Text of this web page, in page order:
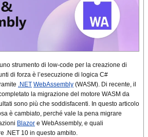
strumento di low-code per la creazione di
di forza è l’esecuzione di logica C#
.NET WebAssembly (WASM). Di recente, il
la migrazione del motore WASM da
sono più che soddisfacenti. In questo articolo
è cambiato, perché vale la pena migrare
Blazor e WebAssembly, e quali
.NET 10 in questo ambito.